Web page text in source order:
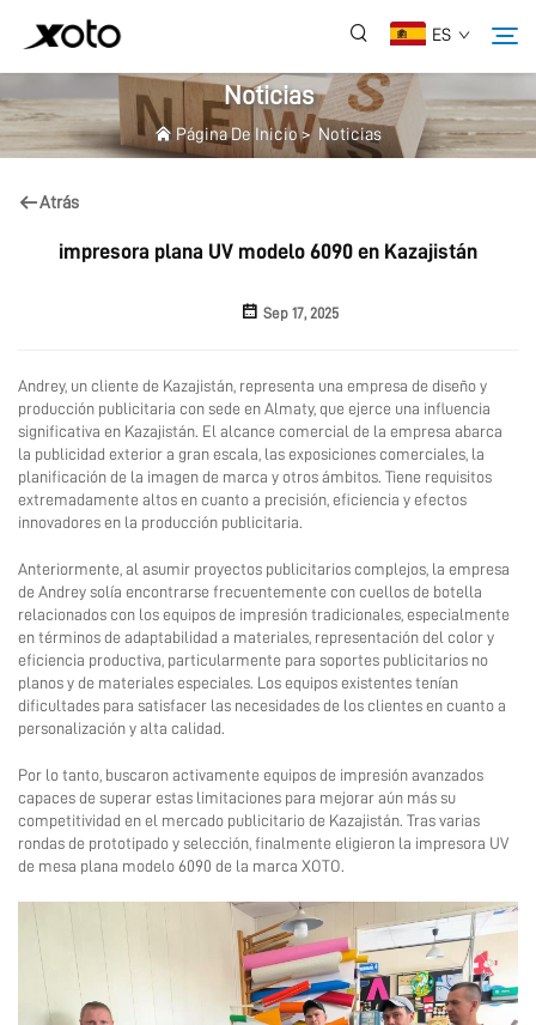
ES
Sobre Nosotros
Servicio
Aplicación
Preguntas Frecuentes
Contáctanos
Noticias
Página De Inicio> Noticias
Atrás
impresora plana UV modelo 6090 en Kazajistán
Sep 17, 2025
Andrey, un cliente de Kazajistán, representa una empresa de diseño y
producción publicitaria con sede en Almaty, que ejerce una influencia
significativa en Kazajistán. El alcance comercial de la empresa abarca
la publicidad exterior a gran escala, las exposiciones comerciales, la
planificación de la imagen de marca y otros ámbitos. Tiene requisitos
extremadamente altos en cuanto a precisión, eficiencia y efectos
innovadores en la producción publicitaria.
Anteriormente, al asumir proyectos publicitarios complejos, la empresa
de Andrey solía encontrarse frecuentemente con cuellos de botella
relacionados con los equipos de impresión tradicionales, especialmente
en términos de adaptabilidad a materiales, representación del color y
eficiencia productiva, particularmente para soportes publicitarios no
planos y de materiales especiales. Los equipos existentes tenían
dificultades para satisfacer las necesidades de los clientes en cuanto a
personalización y alta calidad.
Por lo tanto, buscaron activamente equipos de impresión avanzados
capaces de superar estas limitaciones para mejorar aún más su
competitividad en el mercado publicitario de Kazajistán. Tras varias
rondas de prototipado y selección, finalmente eligieron la impresora UV
de mesa plana modelo 6090 de la marca XOTO.